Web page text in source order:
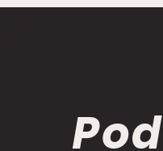
Pod